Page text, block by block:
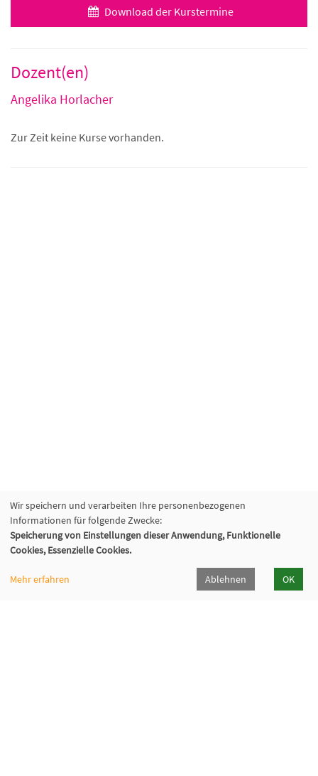
Download der Kurstermine
Dozent(en)
Angelika Horlacher
Zur Zeit keine Kurse vorhanden.
Wir speichern und verarbeiten Ihre personenbezogenen
Informationen für folgende Zwecke:
Speicherung von Einstellungen dieser Anwendung, Funktionelle
Cookies, Essenzielle Cookies.
Mehr erfahren Ablehnen OK